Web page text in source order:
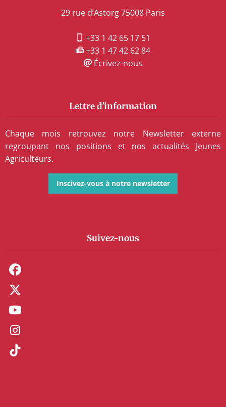
29 rue d’Astorg 75008 Paris
+33 1 42 65 17 51
+33 1 47 42 62 84
Écrivez-nous
Lettre d'information
Chaque mois retrouvez notre Newsletter externe
regroupant nos positions et nos actualités Jeunes
Agriculteurs.
Inscivez-vous à notre newsletter
Suivez-nous